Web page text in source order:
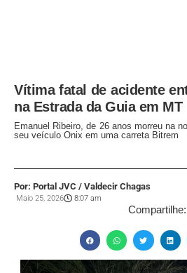
Vítima fatal de acidente
na Estrada da Guia em MT
Emanuel Ribeiro, de 26 anos morreu na
seu veículo Onix em uma carreta Bitrem
Por: Portal JVC / Valdecir Chagas
Maio 25, 2026 8:07 am
Compartilhe: